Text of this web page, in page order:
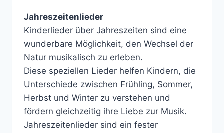
Jahreszeitenlieder
Kinderlieder über Jahreszeiten sind eine
wunderbare Möglichkeit, den Wechsel der
Natur musikalisch zu erleben.
Diese speziellen Lieder helfen Kindern, die
Unterschiede zwischen Frühling, Sommer,
Herbst und Winter zu verstehen und
fördern gleichzeitig ihre Liebe zur Musik.
Jahreszeitenlieder sind ein fester